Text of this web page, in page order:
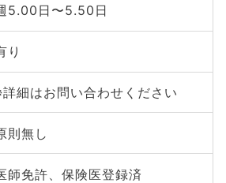
5.00日〜5.50日
り
詳細はお問い合わせください
則無し
師免許、保険医登録済